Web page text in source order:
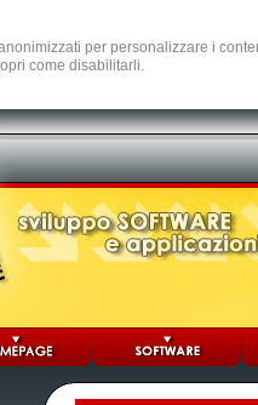
per personalizzare i
come disabilitarli.